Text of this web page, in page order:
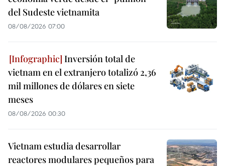
del Sudeste vietnamita
08/08/2026 07:00
Inversión total de
vietnam en el extranjero totalizó 2,36
mil millones de dólares en siete
meses
08/08/2026 00:30
Vietnam estudia desarrollar
reactores modulares pequeños para